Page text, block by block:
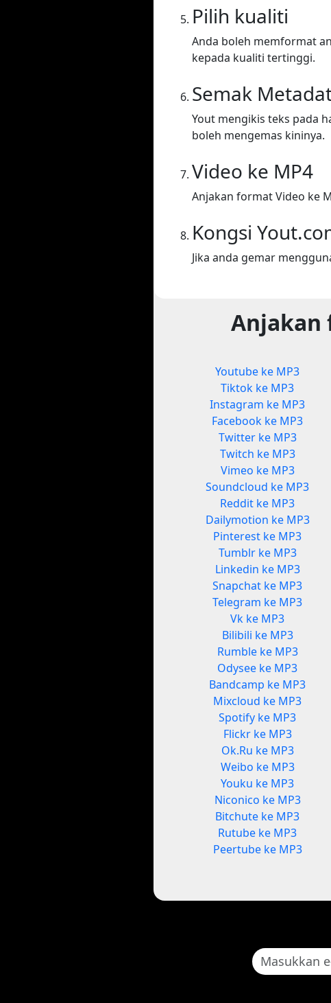
Pilih kualiti
Anda boleh memformat
kepada kualiti tertinggi.
Semak
Yout mengikis teks pada
boleh mengemas kininya.
Video ke MP4
Anjakan format Video ke
Kongsi
Jika anda gemar
Anjakan
Youtube ke MP3
Tiktok ke MP3
Instagram ke MP3
Facebook ke MP3
Twitter ke MP3
Twitch ke MP3
Vimeo ke MP3
Soundcloud ke MP3
Reddit ke MP3
Dailymotion ke MP3
Pinterest ke MP3
Tumblr ke MP3
Linkedin ke MP3
Snapchat ke MP3
Telegram ke MP3
Vk ke MP3
Bilibili ke MP3
Rumble ke MP3
Odysee ke MP3
Bandcamp ke MP3
Mixcloud ke MP3
Spotify ke MP3
Flickr ke MP3
Ok.Ru ke MP3
Weibo ke MP3
Youku ke MP3
Niconico ke MP3
Bitchute ke MP3
Rutube ke MP3
Peertube ke MP3